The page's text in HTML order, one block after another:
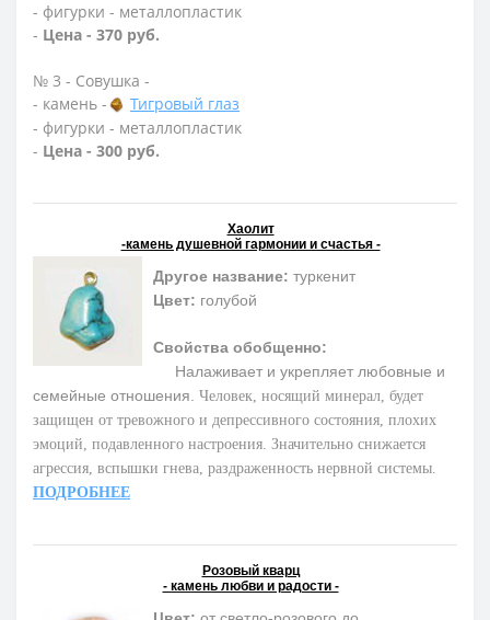
- фигурки - металлопластик
- Цена - 370 руб.
№ 3 - Совушка -
- камень -
Тигровый глаз
- фигурки - металлопластик
- Цена - 300 руб.
Хаолит
-камень душевной гармонии и счастья -
Другое название: туркенит
Цвет: голубой
Свойства обобщенно:
Налаживает и укрепляет любовные и
семейные отношения. Человек, носящий минерал, будет
защищен от тревожного и депрессивного состояния, плохих
эмоций, подавленного настроения. Значительно снижается
агрессия, вспышки гнева, раздраженность нервной системы.
ПОДРОБНЕЕ
Розовый кварц
- камень любви и радости -